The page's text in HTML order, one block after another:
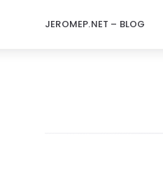
JEROMEP.NET – BLOG